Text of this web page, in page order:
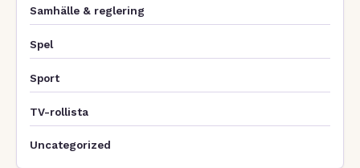
Samhälle & reglering
Spel
Sport
TV-rollista
Uncategorized